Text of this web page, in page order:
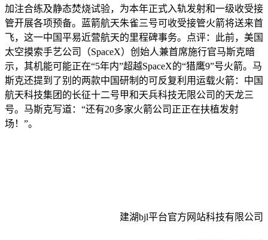
加注合练及静态焚烧试验，为本年正式入轨发射和一级收受接
管开展各项预备。蓝箭航天朱雀三号可收受接管火箭将送来首
飞，这一中国平易近营航天的里程碑事务。点评：此前，美国
太空摸索手艺公司（SpaceX）创始人兼首席施行官马斯克暗
示，其机能可能正在“5年内”超越SpaceX的“猎鹰9”号火箭。马
斯克还提到了别的两款中国研制的可反复利用运载火箭：中国
航天科技集团的长征十二号甲和天兵科技无限公司的天龙三
号。马斯克写道：“还有20多家火箭公司正正在扶植发射
场！”。
建湖bjl平台官方网站科技有限公司